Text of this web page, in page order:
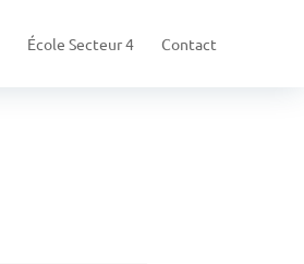
École Secteur 4 Contact